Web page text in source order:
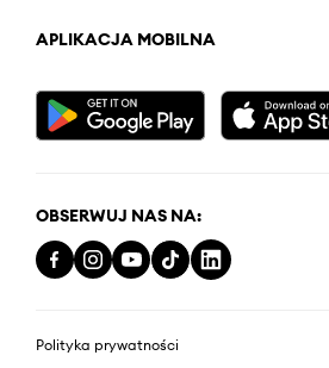
APLIKACJA MOBILNA
OBSERWUJ NAS NA:
Polityka prywatności